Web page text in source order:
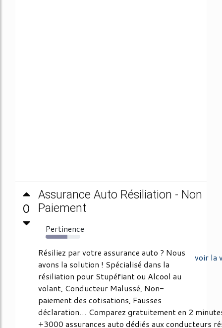
0
Assurance Auto Résiliation - Non
Paiement
Pertinence
63%
voir la
Résiliez par votre assurance auto ? Nous
avons la solution ! Spécialisé dans la
résiliation pour Stupéfiant ou Alcool au
volant, Conducteur Malussé, Non-
paiement des cotisations, Fausses
déclaration… Comparez gratuitement en 2
+3000 assurances auto dédiés aux conducteurs